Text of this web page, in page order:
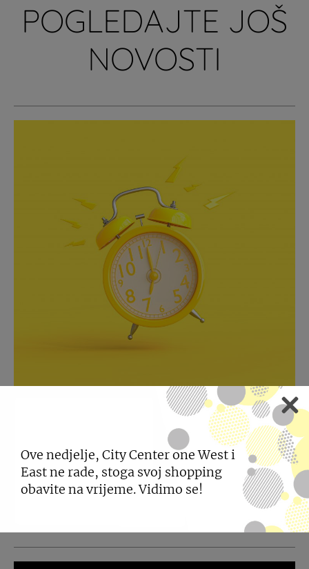
POGLEDAJTE JOŠ
NOVOSTI
RADNE NEDJELJE
Provjerite kojim ćete nedjeljama uživati u
shoppingu u City Centeru one.
Ove nedjelje, City Center one West i
East ne rade, stoga svoj shopping
obavite na vrijeme. Vidimo se!